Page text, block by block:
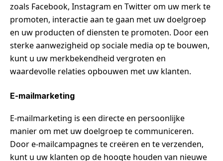
zoals Facebook, Instagram en Twitter om uw merk te
promoten, interactie aan te gaan met uw doelgroep
en uw producten of diensten te promoten. Door een
sterke aanwezigheid op sociale media op te bouwen,
kunt u uw merkbekendheid vergroten en
waardevolle relaties opbouwen met uw klanten.
E-mailmarketing
E-mailmarketing is een directe en persoonlijke
manier om met uw doelgroep te communiceren.
Door e-mailcampagnes te creëren en te verzenden,
kunt u uw klanten op de hoogte houden van nieuwe